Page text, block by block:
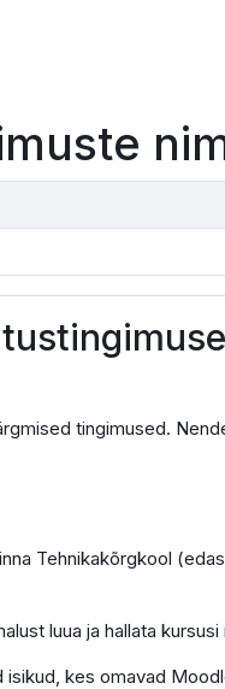
tingimused.
Tehnikakõrgkool
luua ja hallata
kes omavad